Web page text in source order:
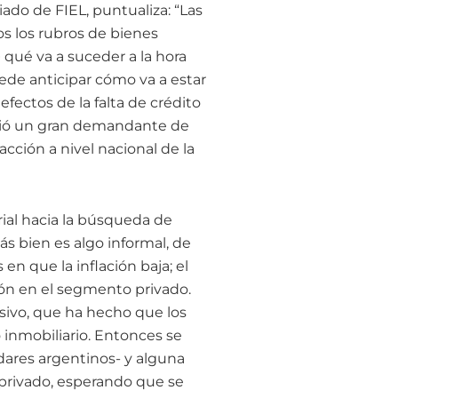
de FIEL, puntualiza: “Las
los rubros de bienes
va a suceder a la hora
anticipar cómo va a estar
de la falta de crédito
un gran demandante de
a nivel nacional de la
hacia la búsqueda de
bien es algo informal, de
que la inflación baja; el
en el segmento privado.
que ha hecho que los
Entonces se
argentinos- y alguna
esperando que se